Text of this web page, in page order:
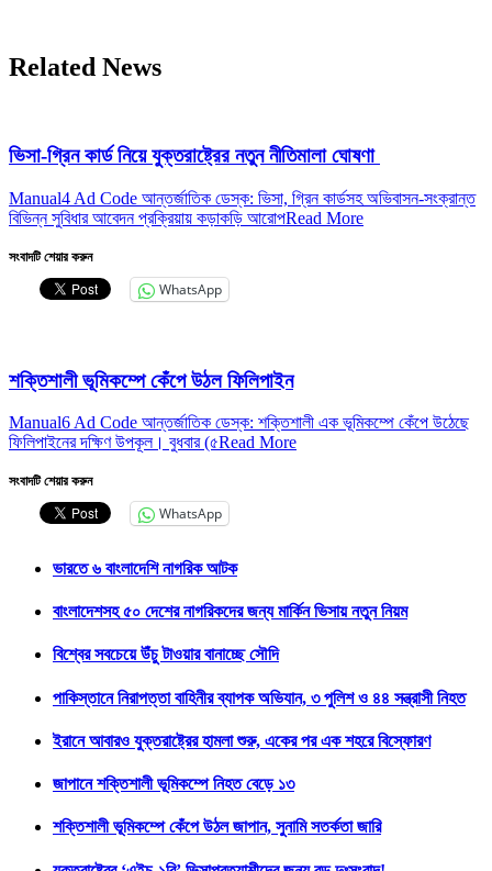
Related News
ভিসা-গ্রিন কার্ড নিয়ে যুক্তরাষ্ট্রের নতুন নীতিমালা ঘোষণা
Manual4 Ad Code আন্তর্জাতিক ডেস্ক: ভিসা, গ্রিন কার্ডসহ অভিবাসন-সংক্রান্ত
বিভিন্ন সুবিধার আবেদন প্রক্রিয়ায় কড়াকড়ি আরোপRead More
সংবাদটি শেয়ার করুন
WhatsApp
শক্তিশালী ভূমিকম্পে কেঁপে উঠল ফিলিপাইন
Manual6 Ad Code আন্তর্জাতিক ডেস্ক: শক্তিশালী এক ভূমিকম্পে কেঁপে উঠেছে
ফিলিপাইনের দক্ষিণ উপকূল। বুধবার (৫Read More
সংবাদটি শেয়ার করুন
WhatsApp
ভারতে ৬ বাংলাদেশি নাগরিক আটক
বাংলাদেশসহ ৫০ দেশের নাগরিকদের জন্য মার্কিন ভিসায় নতুন নিয়ম
বিশ্বের সবচেয়ে উঁচু টাওয়ার বানাচ্ছে সৌদি
পাকিস্তানে নিরাপত্তা বাহিনীর ব্যাপক অভিযান, ৩ পুলিশ ও ৪৪ সন্ত্রাসী নিহত
ইরানে আবারও যুক্তরাষ্ট্রের হামলা শুরু, একের পর এক শহরে বিস্ফোরণ
জাপানে শক্তিশালী ভূমিকম্পে নিহত বেড়ে ১৩
শক্তিশালী ভূমিকম্পে কেঁপে উঠল জাপান, সুনামি সতর্কতা জারি